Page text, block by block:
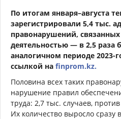
По итогам января–августа
зарегистрировали 5,4 тыс.
правонарушений,
деятельностью — в 2,5 раза
аналогичном периоде 2023-
ссылкой на finprom.kz.
Половина всех таких
нарушение правил
труда: 2,7 тыс. случаев,
Их количество выросло сразу